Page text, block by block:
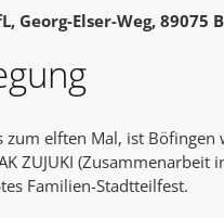
Georg-Elser-Weg, 89075
elften Mal, ist Böfingen
ZUJUKI (Zusammenarbeit
Familien-Stadtteilfest.